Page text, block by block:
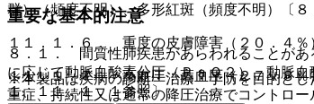
重要な基本的注意
８．１． 間質性肺疾患があらわれることがあ
に応じて動脈血酸素分圧（ＰａＯ２）、動脈
１、１１．１．１参照〕。
群）（頻度不明）、多形紅斑（頻度不明）〔８
１１．１．６． 重度の皮膚障害（２０．４％
１１．１．７． 高血圧：高血圧（２７．３％
重症、持続性又は通常の降圧治療でコントロ
※本製品は疾病の診断・治療・予防を目的と